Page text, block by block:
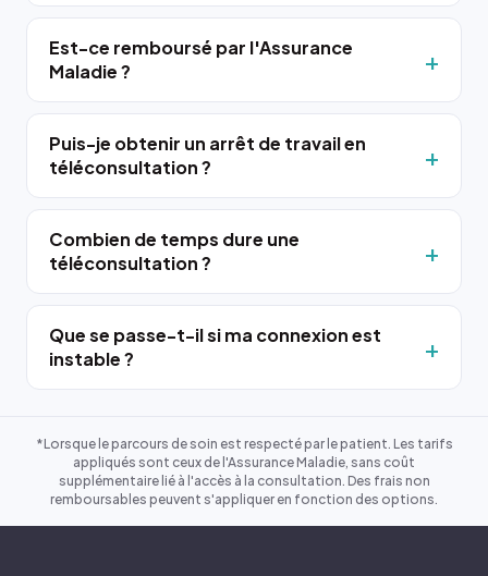
Est-ce remboursé par l'Assurance
Maladie ?
Puis-je obtenir un arrêt de travail en
téléconsultation ?
Combien de temps dure une
téléconsultation ?
Que se passe-t-il si ma connexion est
instable ?
*Lorsque le parcours de soin est respecté par le patient. Les tarifs
appliqués sont ceux de l'Assurance Maladie, sans coût
supplémentaire lié à l'accès à la consultation. Des frais non
remboursables peuvent s'appliquer en fonction des options.